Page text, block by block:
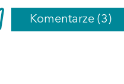
Komentarze (3)